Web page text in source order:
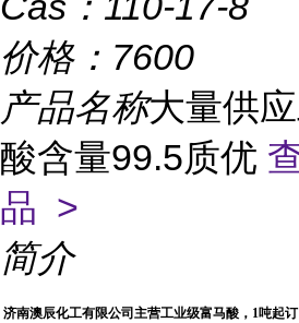
价格： 7600
产品名称大量供
酸含量99.5质优
品 >
简介
济南澳辰化工有限公司主营工业级富马酸，1吨起